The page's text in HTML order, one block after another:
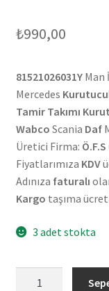
₺990,00
81521026031YMan
Mercedes
Tamir Takımı
Wabco Scania Daf
Üretici Firma:
Fiyatlarımıza KDV
Adınıza faturalı
Kargo taşıma
3 adet stokta